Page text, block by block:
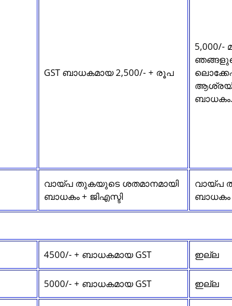
GST ബാധകമായ 2,500/- + രൂപ
ബാധകം.
വായ്പ തുകയുടെ ശതമാനമായി
ബാധകം + ജിഎസ്ടി
വായ്പ
ബാധകം
4500/- + ബാധകമായ GST ഇല്ല
5000/- + ബാധകമായ GST ഇല്ല